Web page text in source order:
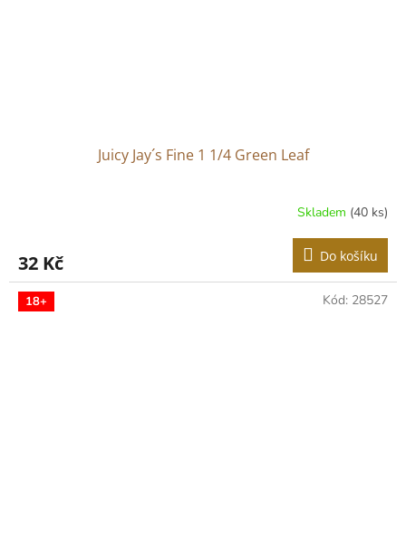
Juicy Jay´s Fine 1 1/4 Green Leaf
Skladem (40 ks)
32 Kč Do košíku
18+ Kód: 28527